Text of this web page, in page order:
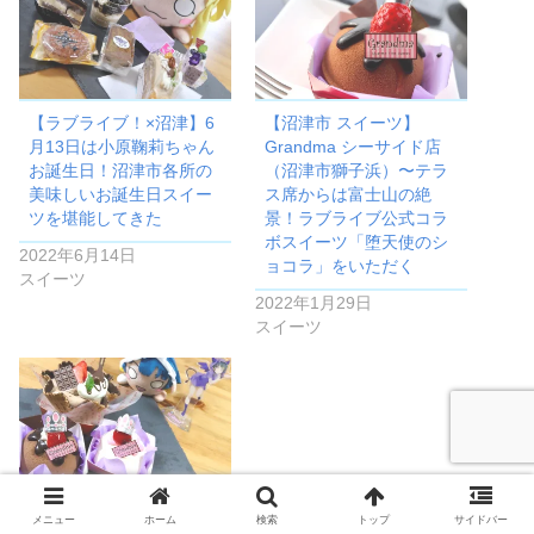
【ラブライブ！×沼津】6
月13日は小原鞠莉ちゃん
お誕生日！沼津市各所の
美味しいお誕生日スイー
ツを堪能してきた
2022年6月14日
スイーツ
【沼津市 スイーツ】
Grandma シーサイド店
（沼津市獅子浜）〜テラ
ス席からは富士山の絶
景！ラブライブ公式コラ
ボスイーツ「堕天使のシ
ョコラ」をいただく
2022年1月29日
スイーツ
【ラブライブ×沼津スイ
ーツ】7月13日はAqours
メニュー ホーム 検索 トップ サイドバー